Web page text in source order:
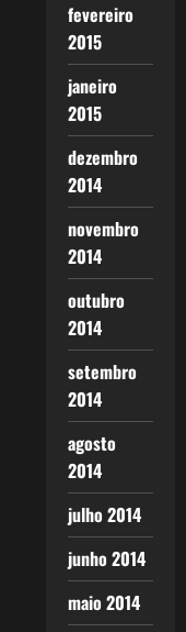
fevereiro
2015
janeiro
2015
dezembro
2014
novembro
2014
outubro
2014
setembro
2014
agosto
2014
julho 2014
junho 2014
maio 2014